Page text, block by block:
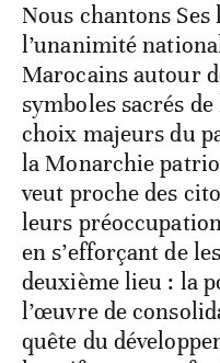
Nous chantons
l’unanimité
Marocains autour
symboles sacrés
choix majeurs du
la Monarchie
veut proche des
leurs
en s’efforçant de
deuxième lieu : la
l’œuvre de
quête du